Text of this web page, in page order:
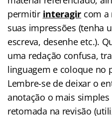
permitir interagir com a
suas impressões (tenha
escreva, desenhe etc.).
uma redação confusa,
linguagem e coloque no
Lembre-se de deixar o
anotação o mais
retomada na revisão